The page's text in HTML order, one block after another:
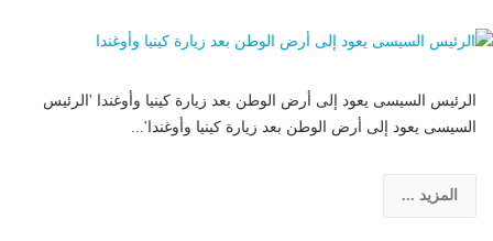
الرئيس السيسى يعود إلى أرض الوطن بعد زيارة كينيا وأوغندا 'الرئيس
السيسى يعود إلى أرض الوطن بعد زيارة كينيا وأوغندا'...
المزيد ...